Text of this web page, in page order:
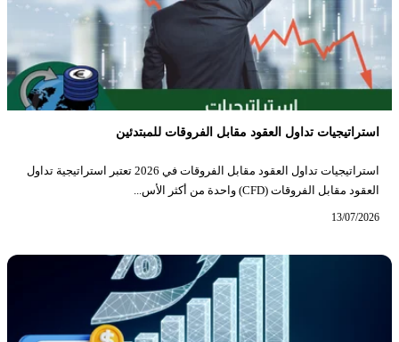
استراتيجيات تداول العقود مقابل الفروقات للمبتدئين
استراتيجيات تداول العقود مقابل الفروقات في 2026 تعتبر استراتيجية تداول
العقود مقابل الفروقات (CFD) واحدة من أكثر الأس...
13/07/2026